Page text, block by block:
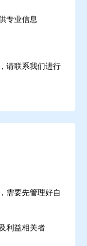
专业信息
请联系我们进行
需要先管理好自
利益相关者